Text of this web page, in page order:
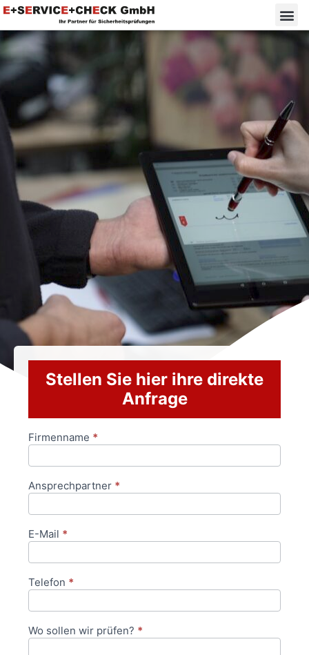
Stellen Sie hier ihre direkte
Anfrage
Anfrageformular
Firmenname *
Ansprechpartner *
E-Mail *
Telefon *
Wo sollen wir prüfen? *